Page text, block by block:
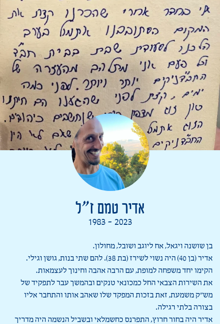
אדיר טמם ז”ל
1983 - 2023
בן שושנה ויגאל, אח ליוגב ושובל, מחולון.
אדיר (בן 40) היה נשוי לשירז (בת 38). להם שתי בנות, גושן וגילי.
הקימו יחד משפחה למופת, עם הרבה אהבה וחינוך לעצמאות.
את השירות הצבאי החל כמכונאי טנקים ובהמשך עבר לתפקיד של
מש”ק משמעת, זאת בזכות המפקד שלו שאהב אותו והתחבר אליו
בצורה בלתי רגילה.
אדיר היה בחור חרוץ, התפרנס כחשמלאי ובשביל הנשמה היה מדריך